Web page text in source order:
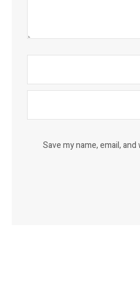
Save my name, email,